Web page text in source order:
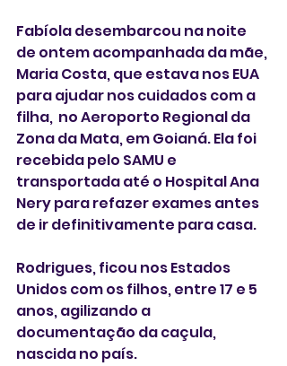
Fabíola desembarcou na noite
de ontem acompanhada da mãe,
Maria Costa, que estava nos EUA
para ajudar nos cuidados com a
filha,  no Aeroporto Regional da
Zona da Mata, em Goianá. Ela foi
recebida pelo SAMU e
transportada até o Hospital Ana
Nery para refazer exames antes
de ir definitivamente para casa.
Rodrigues, ficou nos Estados
Unidos com os filhos, entre 17 e 5
anos, agilizando a
documentação da caçula,
nascida no país.